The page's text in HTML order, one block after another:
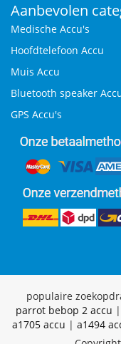
Aanbevolen
Medische Accu's
Hoofdtelefoon Accu
Muis Accu
Bluetooth speaker
GPS Accu's
populaire
parrot bebop 2 accu |
a1705 accu | a1494